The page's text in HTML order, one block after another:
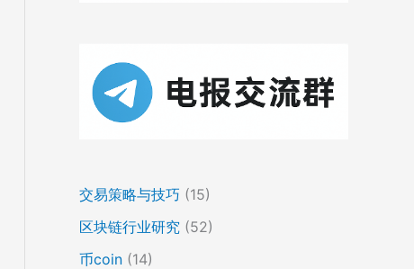
交易策略与技巧 (15)
区块链行业研究 (52)
币coin (14)